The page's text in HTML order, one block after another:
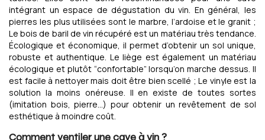
intégrant un espace de dégustation du vin. En général, les
pierres les plus utilisées sont le marbre, l’ardoise et le granit ;
Le bois de baril de vin récupéré est un matériau très tendance.
Écologique et économique, il permet d’obtenir un sol unique,
robuste et authentique. Le liège est également un matériau
écologique et plutôt “confortable” lorsqu’on marche dessus. Il
est facile à nettoyer mais doit être bien scellé ; Le vinyle est la
solution la moins onéreuse. Il en existe de toutes sortes
(imitation bois, pierre…) pour obtenir un revêtement de sol
esthétique à moindre coût.
Comment ventiler une cave à vin ?